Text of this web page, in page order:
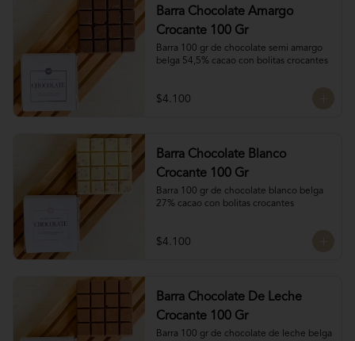
Barra Chocolate Amargo
Crocante 100 Gr
Barra 100 gr de chocolate semi amargo
belga 54,5% cacao con bolitas crocantes
$4.100
Barra Chocolate Blanco
Crocante 100 Gr
Barra 100 gr de chocolate blanco belga
27% cacao con bolitas crocantes
$4.100
Barra Chocolate De Leche
Crocante 100 Gr
Barra 100 gr de chocolate de leche belga